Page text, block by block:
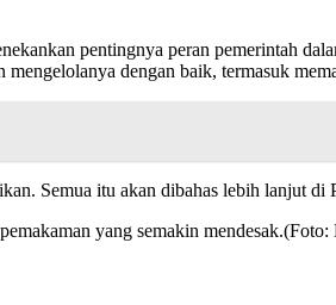
pentingnya peran pemerintah
dengan baik, termasuk
Semua itu akan dibahas lebih lanjut di
yang semakin